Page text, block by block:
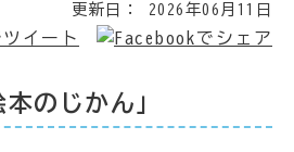
更新日： 2026年06月11日
のじかん」